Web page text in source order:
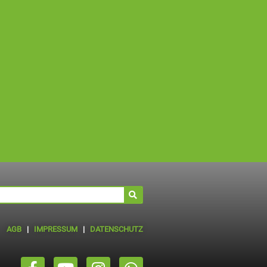
AGB | IMPRESSUM | DATENSCHUTZ